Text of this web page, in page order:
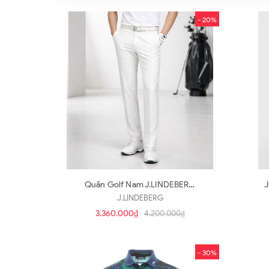
- 20%
Quần Golf Nam J.LINDEBERG
Regular Fit (Q52)
J.LINDEBERG
3.360.000₫ 4.200.000₫
- 30%